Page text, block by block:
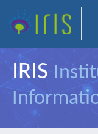
IRIS